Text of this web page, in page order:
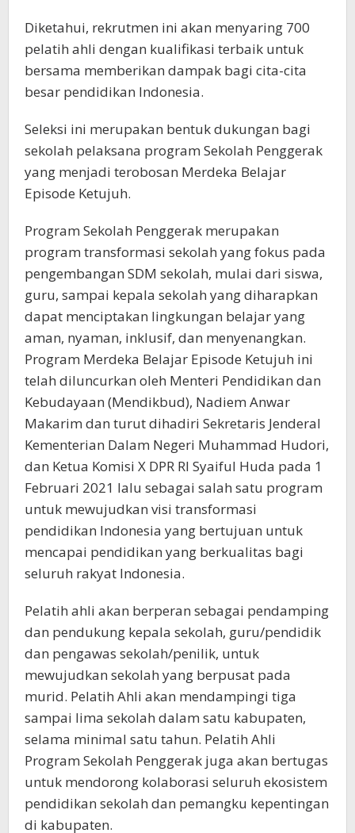
Diketahui, rekrutmen ini akan menyaring 700
pelatih ahli dengan kualifikasi terbaik untuk
bersama memberikan dampak bagi cita-cita
besar pendidikan Indonesia.
Seleksi ini merupakan bentuk dukungan bagi
sekolah pelaksana program Sekolah Penggerak
yang menjadi terobosan Merdeka Belajar
Episode Ketujuh.
Program Sekolah Penggerak merupakan
program transformasi sekolah yang fokus pada
pengembangan SDM sekolah, mulai dari siswa,
guru, sampai kepala sekolah yang diharapkan
dapat menciptakan lingkungan belajar yang
aman, nyaman, inklusif, dan menyenangkan.
Program Merdeka Belajar Episode Ketujuh ini
telah diluncurkan oleh Menteri Pendidikan dan
Kebudayaan (Mendikbud), Nadiem Anwar
Makarim dan turut dihadiri Sekretaris Jenderal
Kementerian Dalam Negeri Muhammad Hudori,
dan Ketua Komisi X DPR RI Syaiful Huda pada 1
Februari 2021 lalu sebagai salah satu program
untuk mewujudkan visi transformasi
pendidikan Indonesia yang bertujuan untuk
mencapai pendidikan yang berkualitas bagi
seluruh rakyat Indonesia.
Pelatih ahli akan berperan sebagai pendamping
dan pendukung kepala sekolah, guru/pendidik
dan pengawas sekolah/penilik, untuk
mewujudkan sekolah yang berpusat pada
murid. Pelatih Ahli akan mendampingi tiga
sampai lima sekolah dalam satu kabupaten,
selama minimal satu tahun. Pelatih Ahli
Program Sekolah Penggerak juga akan bertugas
untuk mendorong kolaborasi seluruh ekosistem
pendidikan sekolah dan pemangku kepentingan
di kabupaten.